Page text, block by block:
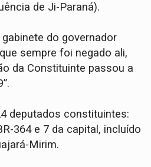
de Ji-Paraná).
do governador
sempre foi negado ali,
da Constituinte passou a
deputados constituintes:
364 e 7 da capital, incluído
Mirim.